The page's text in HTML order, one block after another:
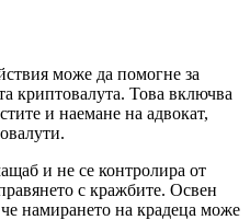
може да помогне за
криптовалута. Това включва
и наемане на адвокат,
и не се контролира от
с кражбите. Освен
намирането на крадеца може